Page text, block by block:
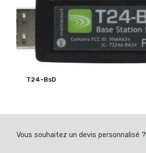
T24-BsD
Vous souhaitez un devis personnalisé ?